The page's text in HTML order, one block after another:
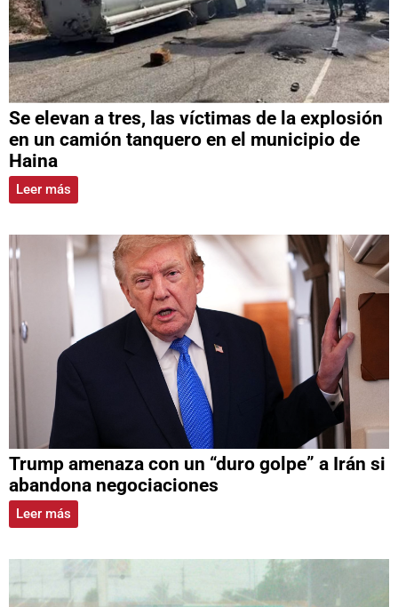
Se elevan a tres, las víctimas de la explosión
en un camión tanquero en el municipio de
Haina
Leer más
Trump amenaza con un “duro golpe” a Irán si
abandona negociaciones
Leer más